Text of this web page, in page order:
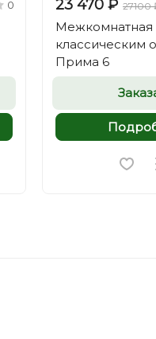
0 23 470 ₽ 27100
Межкомнатная
классическим
Прима 6